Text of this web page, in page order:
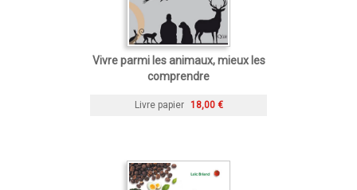
Vivre parmi les animaux, mieux les
comprendre
Livre papier 18,00 €